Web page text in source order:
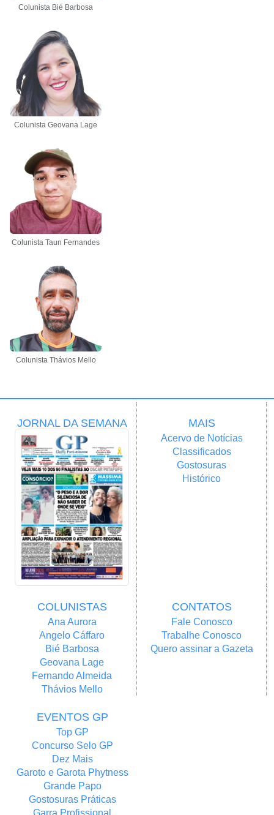
Colunista Bié Barbosa
Colunista Geovana Lage
Colunista Taun Fernandes
Colunista Thávios Mello
JORNAL DA SEMANA MAIS
Acervo de Notícias
Classificados
Gostosuras
Histórico
COLUNISTAS
Ana Aurora
Angelo Cáffaro
Bié Barbosa
Geovana Lage
Fernando Almeida
Thávios Mello
CONTATOS
Fale Conosco
Trabalhe Conosco
Quero assinar a Gazeta
EVENTOS GP
Top GP
Concurso Selo GP
Dez Mais
Garoto e Garota Phytness
Grande Papo
Gostosuras Práticas